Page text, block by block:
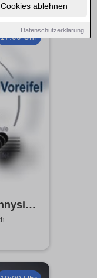
ablehnen
Datenschutzerklärung
17:00 Uhr